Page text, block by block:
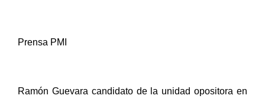
Prensa PMI
Ramón Guevara candidato de la unidad opositora en